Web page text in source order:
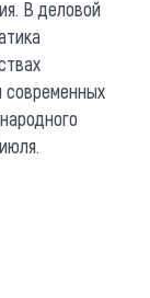
В деловой
современных